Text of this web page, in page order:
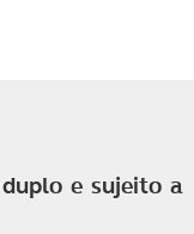
e sujeito a